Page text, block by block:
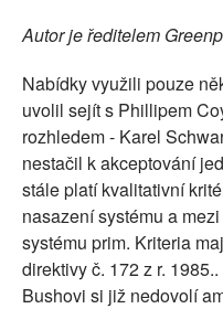
Autor je ředitelem
Nabídky využili pouze
uvolil sejít s Phillipem
rozhledem - Karel
nestačil k akceptování
stále platí kvalitativní
nasazení systému a
systému prim. Kriteria
direktivy č. 172 z r.
Bushovi si již nedovolí